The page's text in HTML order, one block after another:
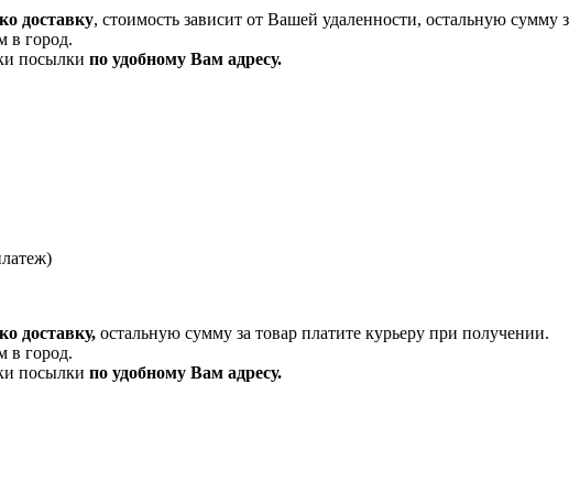
доставку, стоимость зависит от Вашей удаленности, остальную сумму
в город.
посылки по удобному Вам адресу.
доставку, остальную сумму за товар платите курьеру при получении.
в город.
посылки по удобному Вам адресу.